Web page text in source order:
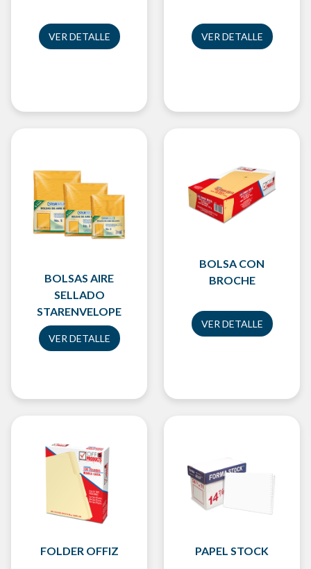
VER DETALLE VER DETALLE
BOLSAS AIRE
SELLADO
STARENVELOPE
VER DETALLE
BOLSA CON
BROCHE
VER DETALLE
FOLDER OFFIZ PAPEL STOCK